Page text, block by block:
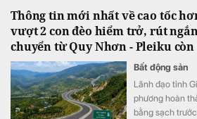
Thông tin mới nhất về cao tốc
vượt 2 con đèo hiểm trở, rút
chuyển từ Quy Nhơn - Pleiku còn
Bất động sản
Lãnh đạo tỉnh
phương hoàn
bằng sạch